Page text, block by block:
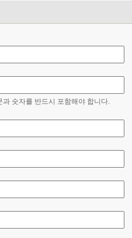
숫자를 반드시 포함해야 합니다.